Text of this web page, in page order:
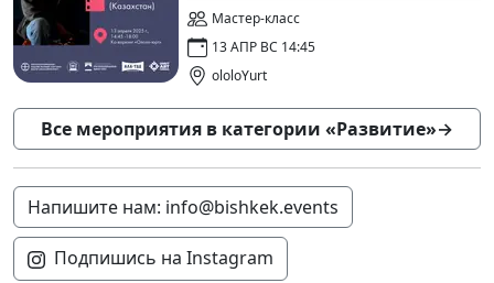
Мастер-класс
13 АПР ВС 14:45
ololoYurt
Все мероприятия в категории «Развитие»→
Напишите нам: info@bishkek.events
Подпишись на Instagram